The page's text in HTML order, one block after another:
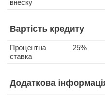
внеску
Вартість кредиту
Процентна
ставка
25%
Додаткова